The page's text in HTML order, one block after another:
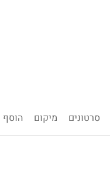
סרטונים מיקום הוסף